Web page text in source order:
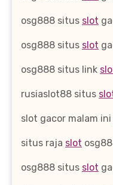
osg888 situs slot
osg888 situs slot
osg888 situs link
rusiaslot88 situs
slot gacor malam ini
situs raja slot
osg888 situs slot